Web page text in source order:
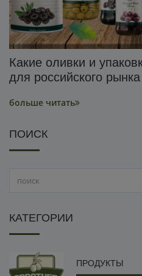
Какие оливки и
для российского
больше читать
ПОИСК
КАТЕГОРИИ
ПРОДУКТЫ